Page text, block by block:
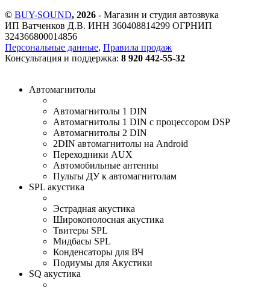
© BUY-SOUND, 2026 - Магазин и студия автозвука
ИП Ватченков Д.В. ИНН 360408814299 ОГРНИП
324366800014856
Персональные данные, Правила продаж
Консультация и поддержка: 8 920 442-55-32
Автомагнитолы
Автомагнитолы 1 DIN
Автомагнитолы 1 DIN с процессором DSP
Автомагнитолы 2 DIN
2DIN автомагнитолы на Android
Переходники AUX
Автомобильные антенны
Пульты ДУ к автомагнитолам
SPL акустика
Эстрадная акустика
Широкополосная акустика
Твитеры SPL
Мидбасы SPL
Конденсаторы для ВЧ
Подиумы для Акустики
SQ акустика